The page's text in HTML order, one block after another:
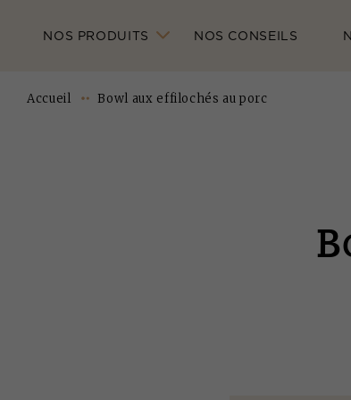
NOS PRODUITS NOS CONSEILS
Accueil Bowl aux effilochés au porc
B